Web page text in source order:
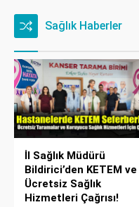
Sağlık Haberler
İl Sağlık Müdürü
Bildirici’den KETEM ve
Ücretsiz Sağlık
Hizmetleri Çağrısı!